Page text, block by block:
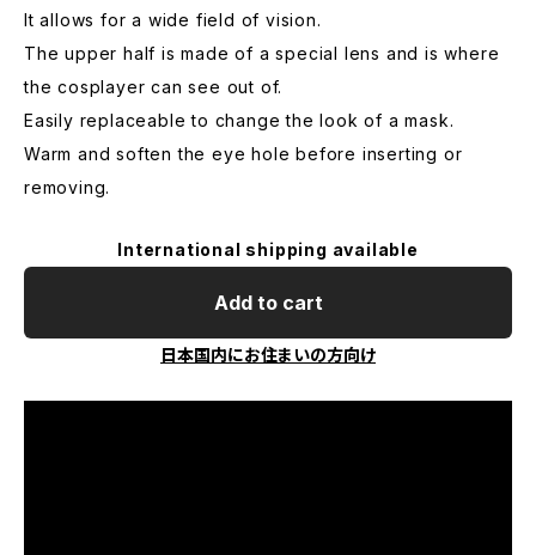
It allows for a wide field of vision.
The upper half is made of a special lens and is where
the cosplayer can see out of.
Easily replaceable to change the look of a mask.
Warm and soften the eye hole before inserting or
removing.
International shipping available
Add to cart
日本国内にお住まいの方向け